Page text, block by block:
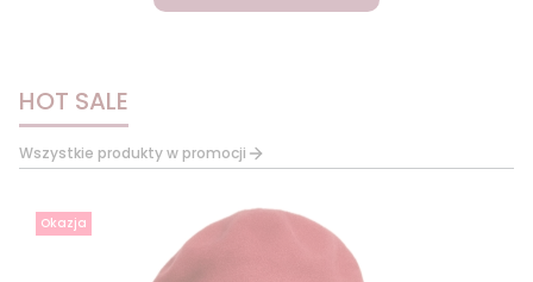
HOT SALE
Wszystkie produkty w promocji
Okazja